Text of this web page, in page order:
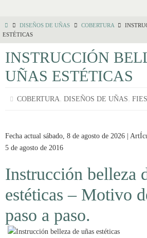
DISEÑOS DE UÑAS COBERTURA
ESTÉTICAS
INSTRUCCIÓN
UÑAS ESTÉTICAS
COBERTURA,DISEÑOS DE UÑAS,
Fecha actual sábado, 8 de agosto de 2026 |
5 de agosto de 2016
Instrucción belleza
estéticas – Motivo
paso a paso.